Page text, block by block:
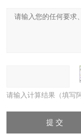
请输入计算结果（填写